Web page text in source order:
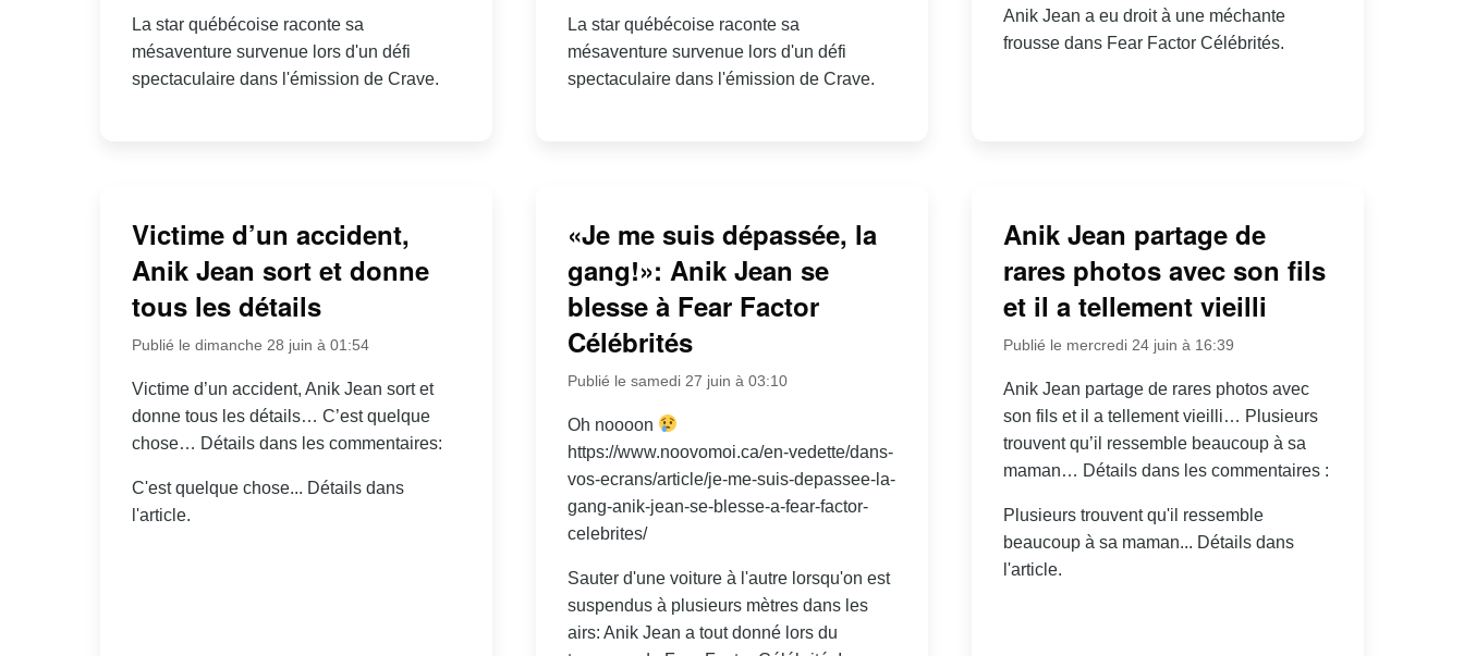
La star québécoise raconte sa
mésaventure survenue lors d'un défi
spectaculaire dans l'émission de Crave.
La star québécoise raconte sa
mésaventure survenue lors d'un défi
spectaculaire dans l'émission de Crave.
Anik Jean a eu droit à une méchante
frousse dans Fear Factor Célébrités.
Victime d’un accident,
Anik Jean sort et donne
tous les détails
Publié le dimanche 28 juin à 01:54
Victime d’un accident, Anik Jean sort et
donne tous les détails… C’est quelque
chose… Détails dans les commentaires:
C'est quelque chose... Détails dans
l'article.
«Je me suis dépassée, la
gang!»: Anik Jean se
blesse à Fear Factor
Célébrités
Publié le samedi 27 juin à 03:10
Oh noooon
https://www.noovomoi.ca/en-vedette/dans-
vos-ecrans/article/je-me-suis-depassee-la-
gang-anik-jean-se-blesse-a-fear-factor-
celebrites/
Sauter d'une voiture à l'autre lorsqu'on est
suspendus à plusieurs mètres dans les
airs: Anik Jean a tout donné lors du
Anik Jean partage de
rares photos avec son fils
et il a tellement vieilli
Publié le mercredi 24 juin à 16:39
Anik Jean partage de rares photos avec
son fils et il a tellement vieilli… Plusieurs
trouvent qu’il ressemble beaucoup à sa
maman… Détails dans les commentaires :
Plusieurs trouvent qu'il ressemble
beaucoup à sa maman... Détails dans
l'article.